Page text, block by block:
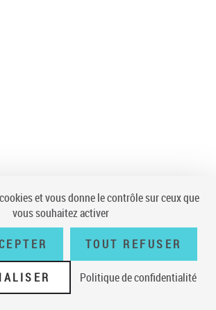
et vous donne le contrôle sur ceux que
vous souhaitez activer
TOUT REFUSER
Politique de confidentialité